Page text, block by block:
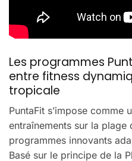
Les programmes
entre fitness
tropicale
PuntaFit s’impose comme
entraînements sur la
programmes innovants
Basé sur le principe de la